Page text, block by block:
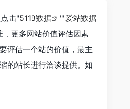
击"5118数据 ""爱站数据
更多网站价值评估因素
评估一个站的价值，最主
的站长进行洽谈提供。如